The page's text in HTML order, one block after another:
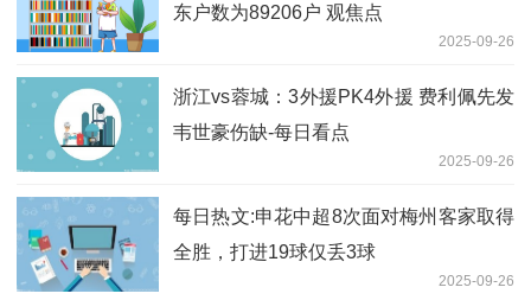
东户数为89206户 观焦点
2025-09-26
浙江vs蓉城：3外援PK4外援 费利佩先发
韦世豪伤缺-每日看点
2025-09-26
每日热文:申花中超8次面对梅州客家取得
全胜，打进19球仅丢3球
2025-09-26